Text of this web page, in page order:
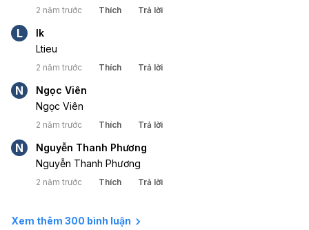
2 năm trước Thích Trả lời
L
lk
Ltieu
2 năm trước Thích Trả lời
N
Ngọc Viên
Ngọc Viên
2 năm trước Thích Trả lời
N
Nguyễn Thanh Phương
Nguyễn Thanh Phương
2 năm trước Thích Trả lời
Xem thêm 300 bình luận